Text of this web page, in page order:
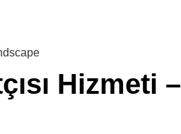
Hizmeti –